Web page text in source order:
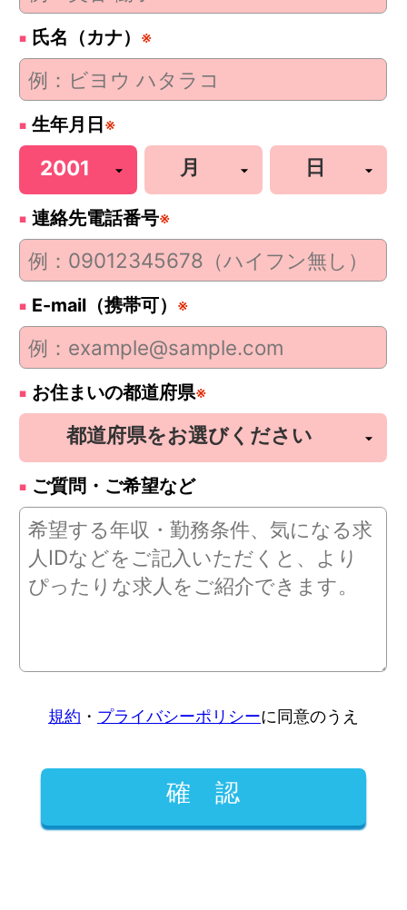
氏名（カナ） ※
生年月日 ※
連絡先電話番号※
E-mail（携帯可） ※
お住まいの都道府県※
ご質問・ご希望など
規約 ・ プライバシーポリシーに同意のうえ